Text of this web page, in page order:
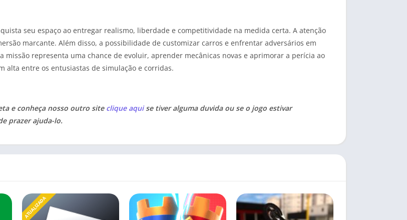
seu espaço ao entregar realismo, liberdade e competitividade na medida certa. A atenção
marcante. Além disso, a possibilidade de customizar carros e enfrentar adversários em
missão representa uma chance de evoluir, aprender mecânicas novas e aprimorar a perícia ao
alta entre os entusiastas de simulação e corridas.
e conheça nosso outro site clique aquise tiver alguma duvida ou se o jogo estivar
prazer ajuda-lo.
ATUALIZADA